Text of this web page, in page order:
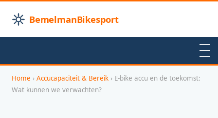
BemelmanBikesport
Home › Accucapaciteit & Bereik › E-bike accu en de toekomst:
Wat kunnen we verwachten?